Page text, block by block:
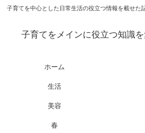
子育てを中心とした日常生活の役立つ情報を載せた
子育てをメインに役立つ知識
ホーム
生活
美容
春